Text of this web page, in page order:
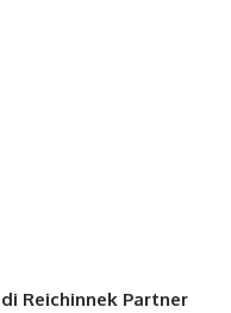
Reichinnek Partner